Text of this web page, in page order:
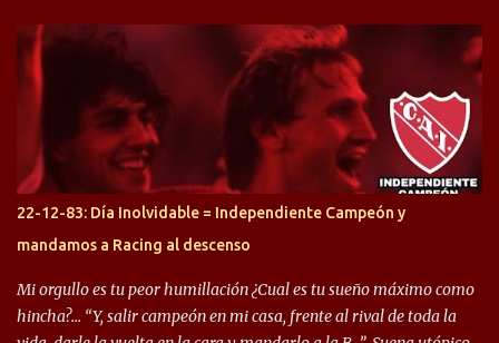
Halcón de Varela, como lo es Brian Romero, quien paso a
préstamo allí durante el último mercado de pases y ha rendido de
gran manera, convirtiendo goles importantes, sobre todo en la
copa sudamericana. Pero no sucedió lo mismo en cuanto al
rendimiento que ha producido en el Rojo. Pasando a jugadores que
jugaron en Defensa y ahora están en el rojo, tenemos a la dupla
Gastón Togni y Domingo Blanco, donde ambos explotaron
futbolísticamente hablando en el equipo de Varela, donde, por
ejemplo, el caso de Mingo llego a ser tenido en cuenta para el
Seleccionado Argentino, rendimiento que aún no ha logrado
mostrar en Independiente. En e...
22-12-83: Día Inolvidable = Independiente Campeón y
mandamos a Racing al descenso
Mi orgullo es tu peor humillación ¿Cual es tu sueño máximo como
hincha?… “Y, salir campeón en mi casa, frente al rival de toda la